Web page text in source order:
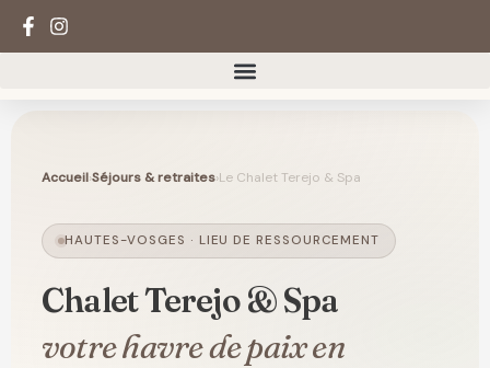
Accueil›Séjours & retraites›Le Chalet Terejo & Spa
HAUTES-VOSGES · LIEU DE RESSOURCEMENT
Chalet Terejo & Spa
votre havre de paix en